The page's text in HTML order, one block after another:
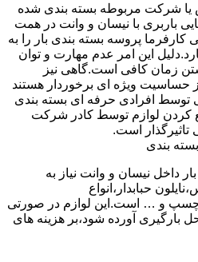
یا شرکت مربوطه بسته بندی شده
باربری با نیسان و وانت در همت
پروسه بسته بندی بار را به
این امر عدم مهارت و توان
زمان کافی است.گاهی نیز
حساسیت ویژه ای برخوردار هستند
توسط افرادی حرفه ای بسته بندی
کردن لوازم توسط کادر شرکت
تاثیرگذار است.
بندی
داخل نیسان و وانت نیاز به
حبابدار،انواع
و … است.این لوازم در صورتی
آورده شود،بر هزینه های